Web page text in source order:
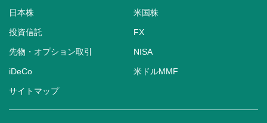
日本株 米国株
投資信託 FX
先物・オプション取引 NISA
iDeCo 米ドルMMF
サイトマップ